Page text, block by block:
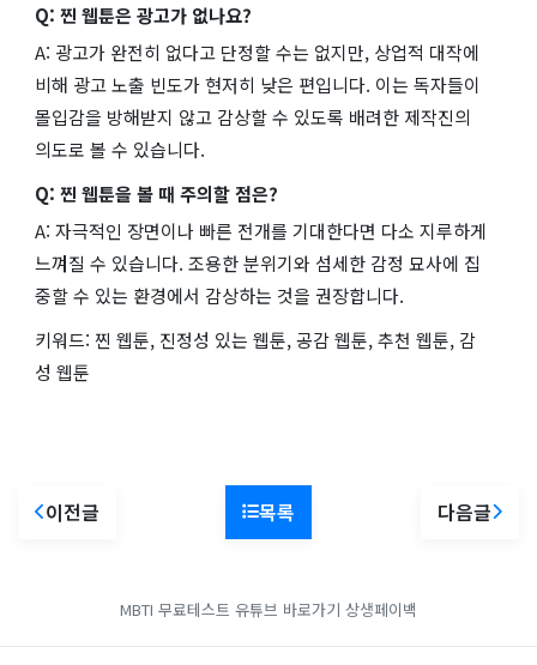
Q: 찐 웹툰은 광고가 없나요?
A: 광고가 완전히 없다고 단정할 수는 없지만, 상업적 대작에
비해 광고 노출 빈도가 현저히 낮은 편입니다. 이는 독자들이
몰입감을 방해받지 않고 감상할 수 있도록 배려한 제작진의
의도로 볼 수 있습니다.
Q: 찐 웹툰을 볼 때 주의할 점은?
A: 자극적인 장면이나 빠른 전개를 기대한다면 다소 지루하게
느껴질 수 있습니다. 조용한 분위기와 섬세한 감정 묘사에 집
중할 수 있는 환경에서 감상하는 것을 권장합니다.
키워드: 찐 웹툰, 진정성 있는 웹툰, 공감 웹툰, 추천 웹툰, 감
성 웹툰
이전글 목록 다음글
MBTI 무료테스트 유튜브 바로가기 상생페이백